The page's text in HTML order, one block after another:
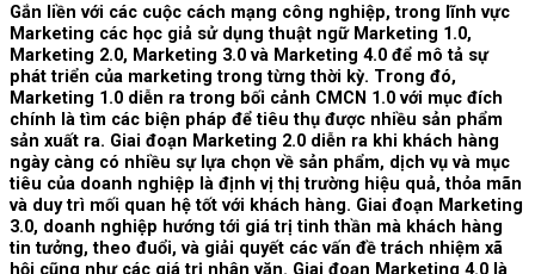
Gắn liền với các cuộc cách mạng công nghiệp, trong lĩnh vực
Marketing các học giả sử dụng thuật ngữ Marketing 1.0,
Marketing 2.0, Marketing 3.0 và Marketing 4.0 để mô tả sự
phát triển của marketing trong từng thời kỳ. Trong đó,
Marketing 1.0 diễn ra trong bối cảnh CMCN 1.0 với mục đích
chính là tìm các biện pháp để tiêu thụ được nhiều sản phẩm
sản xuất ra. Giai đoạn Marketing 2.0 diễn ra khi khách hàng
ngày càng có nhiều sự lựa chọn về sản phẩm, dịch vụ và mục
tiêu của doanh nghiệp là định vị thị trường hiệu quả, thỏa mãn
và duy trì mối quan hệ tốt với khách hàng. Giai đoạn Marketing
3.0, doanh nghiệp hướng tới giá trị tinh thần mà khách hàng
tin tưởng, theo đuổi, và giải quyết các vấn đề trách nhiệm xã
hội cũng như các giá trị nhân văn. Giai đoạn Marketing 4.0 là